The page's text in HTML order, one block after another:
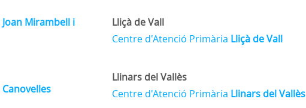
Joan Mirambell i
Canovelles
Lliçà de Vall
Centre d'Atenció Primària Lliçà de Vall
Llinars del Vallès
Centre d'Atenció Primària Llinars del Vallès